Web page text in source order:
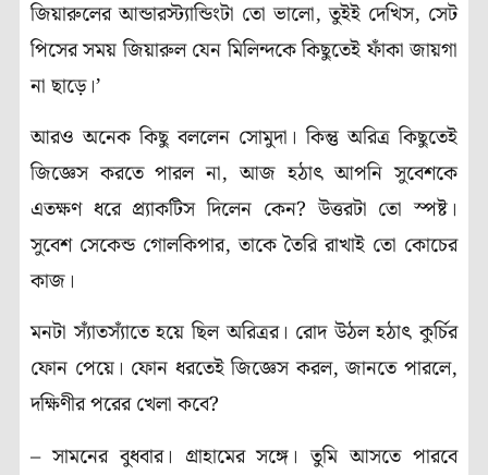
জিয়ারুলের আন্ডারস্ট্যান্ডিংটা তো ভালো, তুইই দেখিস, সেট
পিসের সময় জিয়ারুল যেন মিলিন্দকে কিছুতেই ফাঁকা জায়গা
না ছাড়ে।’
আরও অনেক কিছু বললেন সোমুদা। কিন্তু অরিত্র কিছুতেই
জিজ্ঞেস করতে পারল না, আজ হঠাৎ আপনি সুবেশকে
এতক্ষণ ধরে প্র্যাকটিস দিলেন কেন? উত্তরটা তো স্পষ্ট।
সুবেশ সেকেন্ড গোলকিপার, তাকে তৈরি রাখাই তো কোচের
কাজ।
মনটা স্যাঁতস্যাঁতে হয়ে ছিল অরিত্রর। রোদ উঠল হঠাৎ কুর্চির
ফোন পেয়ে। ফোন ধরতেই জিজ্ঞেস করল, জানতে পারলে,
দক্ষিণীর পরের খেলা কবে?
– সামনের বুধবার। গ্রাহামের সঙ্গে। তুমি আসতে পারবে